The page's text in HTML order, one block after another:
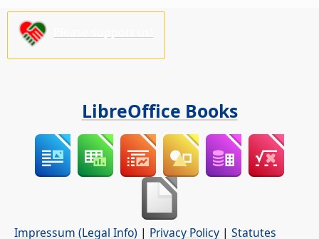
LibreOffice Books
Impressum (Legal Info) | Privacy Policy | Statutes